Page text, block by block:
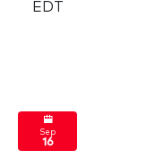
EDT
Sep
16